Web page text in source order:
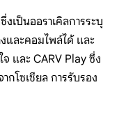
เป็นออราเคิลการระบุ
และคอมไพล์ได้ และ
และ CARV Play ซึ่ง
กโซเชียล การรับรอง